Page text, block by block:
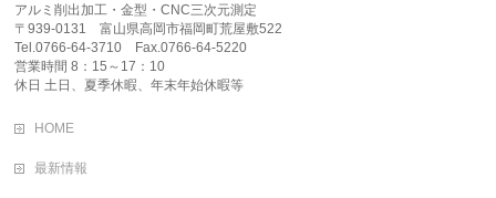
アルミ削出加工・金型・CNC三次元測定
〒939-0131 富山県高岡市福岡町荒屋敷522
Tel.0766-64-3710 Fax.0766-64-5220
営業時間 8：15～17：10
休日 土日、夏季休暇、年末年始休暇等
HOME
最新情報